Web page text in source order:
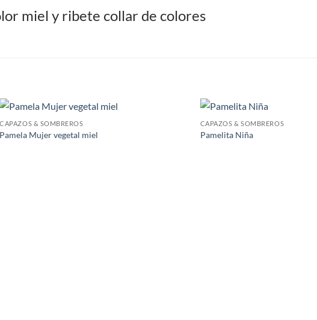
miel y ribete collar de colores
CAPAZOS & SOMBREROS
Pamela Mujer vegetal miel
CAPAZOS & SOMBREROS
Pamelita Niña